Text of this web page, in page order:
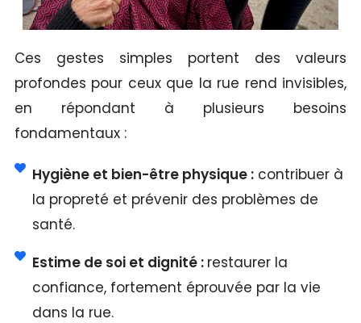
Ces gestes simples portent des valeurs
profondes pour ceux que la rue rend invisibles,
en répondant à plusieurs besoins
fondamentaux :
Hygiène et bien-être physique : contribuer à
la propreté et prévenir des problèmes de
santé.
Estime de soi et dignité : restaurer la
confiance, fortement éprouvée par la vie
dans la rue.